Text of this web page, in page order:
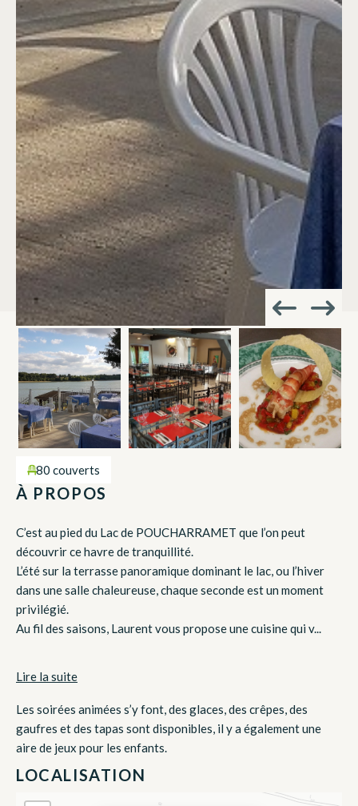
80 couverts
À PROPOS
C’est au pied du Lac de POUCHARRAMET que l’on peut
découvrir ce havre de tranquillité.
L’été sur la terrasse panoramique dominant le lac, ou l’hiver
dans une salle chaleureuse, chaque seconde est un moment
privilégié.
Au fil des saisons, Laurent vous propose une cuisine qui v...
Lire la suite
Les soirées animées s’y font, des glaces, des crêpes, des
gaufres et des tapas sont disponibles, il y a également une
aire de jeux pour les enfants.
LOCALISATION